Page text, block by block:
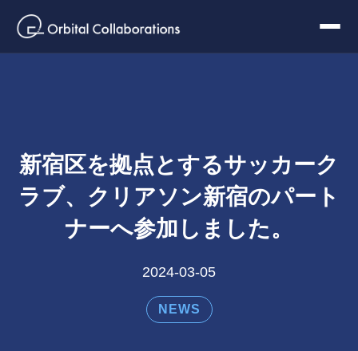
新宿区を拠点とするサッカーク
ラブ、クリアソン新宿のパート
ナーへ参加しました。
2024-03-05
NEWS